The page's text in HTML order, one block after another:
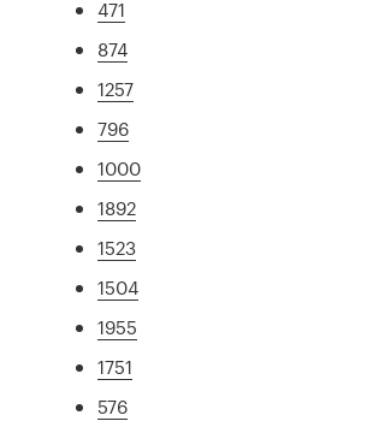
471
874
1257
796
1000
1892
1523
1504
1955
1751
576